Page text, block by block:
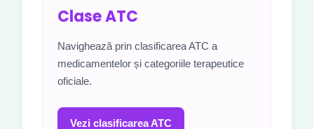
Clase ATC
Navighează prin clasificarea ATC a
medicamentelor și categoriile terapeutice
oficiale.
Vezi clasificarea ATC